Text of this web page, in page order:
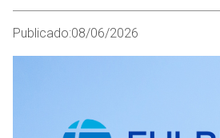
Publicado:08/06/2026